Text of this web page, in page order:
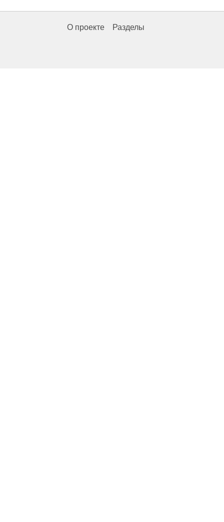
О проекте Разделы